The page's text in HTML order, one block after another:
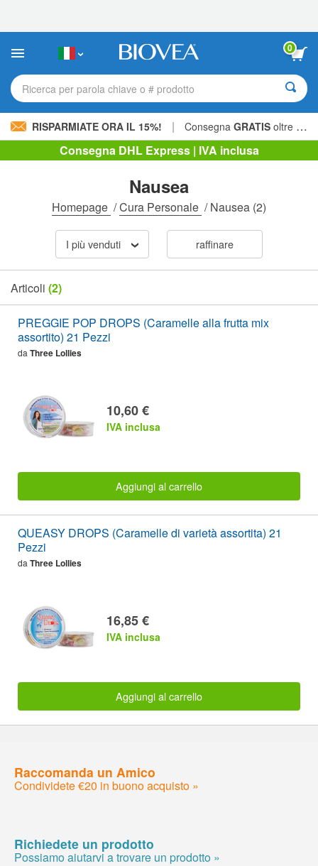
sito
include
sistema
0
Ricerca per parola chiave o # prodotto
RISPARMIATE ORA IL 15%! | Consegna GRATIS oltre 60,00 € »
Consegna DHL Express | IVA inclusa
Nausea
Homepage /Cura Personale /Nausea (2)
I più venduti raffinare
Articoli (2)
PREGGIE POP DROPS (Caramelle alla frutta mix
assortito) 21 Pezzi
daThree Lollies
10,60 €
IVA inclusa
Aggiungi al carrello
QUEASY DROPS (Caramelle di varietà assortita) 21
Pezzi
da Three Lollies
16,85 €
IVA inclusa
Aggiungi al carrello
Raccomanda un Amico
Condividete €20 in buono acquisto »
Richiedete un prodotto
Possiamo aiutarvi a trovare un prodotto »